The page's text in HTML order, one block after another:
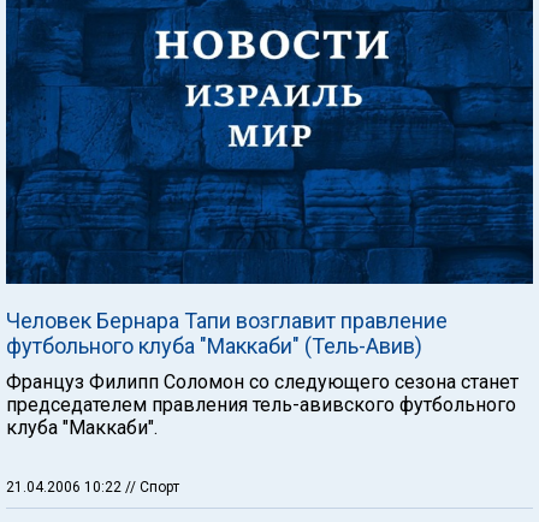
Человек Бернара Тапи возглавит правление
футбольного клуба "Маккаби" (Тель-Авив)
Француз Филипп Соломон со следующего сезона станет
председателем правления тель-авивского футбольного
клуба "Маккаби".
21.04.2006 10:22 // Спорт